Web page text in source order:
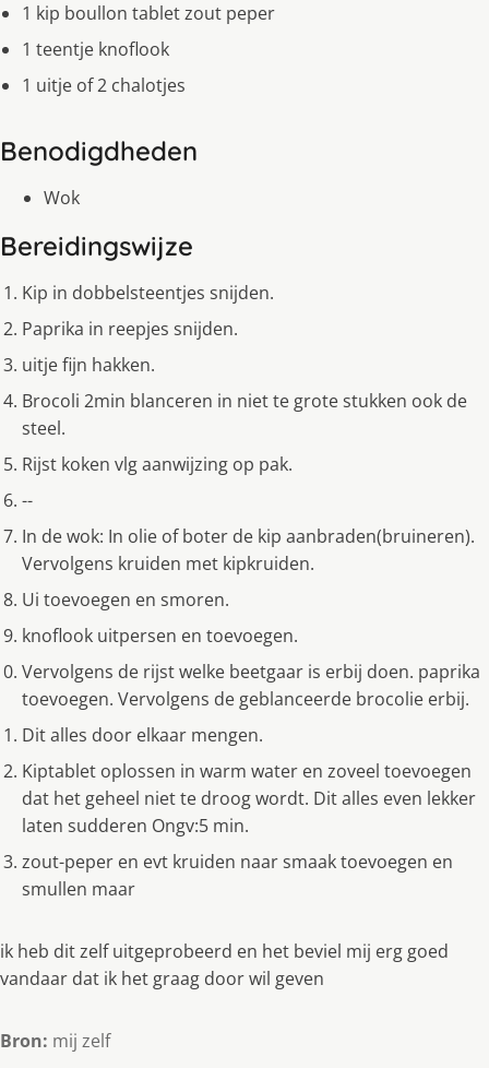
1 kip boullon tablet zout peper
1 teentje knoflook
1 uitje of 2 chalotjes
Benodigdheden
Wok
Bereidingswijze
Kip in dobbelsteentjes snijden.
Paprika in reepjes snijden.
uitje fijn hakken.
Brocoli 2min blanceren in niet te grote stukken ook de
steel.
Rijst koken vlg aanwijzing op pak.
--
In de wok: In olie of boter de kip aanbraden(bruineren).
Vervolgens kruiden met kipkruiden.
Ui toevoegen en smoren.
knoflook uitpersen en toevoegen.
Vervolgens de rijst welke beetgaar is erbij doen. paprika
toevoegen. Vervolgens de geblanceerde brocolie erbij.
Dit alles door elkaar mengen.
Kiptablet oplossen in warm water en zoveel toevoegen
dat het geheel niet te droog wordt. Dit alles even lekker
laten sudderen Ongv:5 min.
zout-peper en evt kruiden naar smaak toevoegen en
smullen maar
ik heb dit zelf uitgeprobeerd en het beviel mij erg goed
vandaar dat ik het graag door wil geven
Bron: mij zelf